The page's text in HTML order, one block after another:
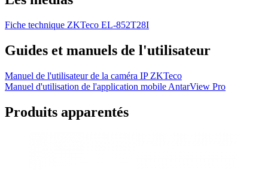
Fiche technique ZKTeco EL-852T28I
Guides et manuels de l'utilisateur
Manuel de l'utilisateur de la caméra IP ZKTeco
Manuel d'utilisation de l'application mobile AntarView Pro
Produits apparentés